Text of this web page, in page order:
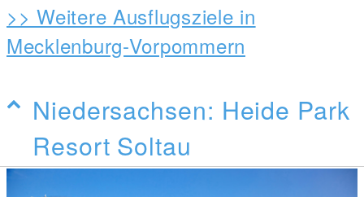
>> Weitere Ausflugsziele in
Mecklenburg-Vorpommern
Niedersachsen: Heide Park
Resort Soltau